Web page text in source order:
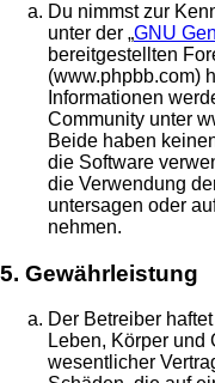
Du nimmst zur
unter der „GNU
bereitgestellten
(www.phpbb.com)
Informationen
Community unter
Beide haben
die Software
die Verwendung
untersagen oder
nehmen.
5. Gewährleistung
Der Betreiber
Leben, Körper und
wesentlicher